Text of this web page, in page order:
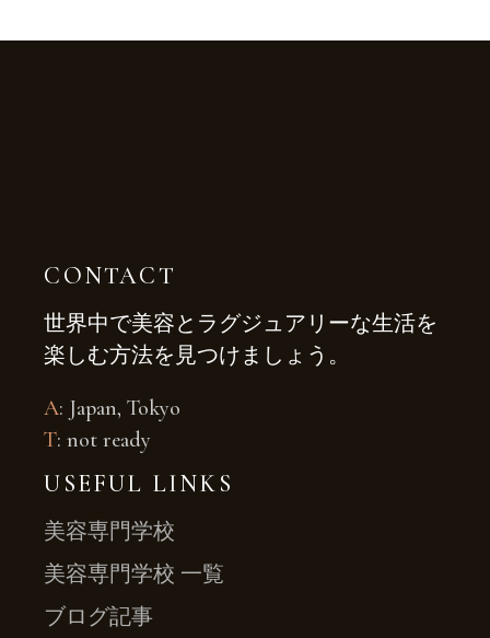
CONTACT
世界中で美容とラグジュアリーな生活を
楽しむ方法を見つけましょう。
A: Japan, Tokyo
T: not ready
USEFUL LINKS
美容専門学校
美容専門学校 一覧
ブログ記事